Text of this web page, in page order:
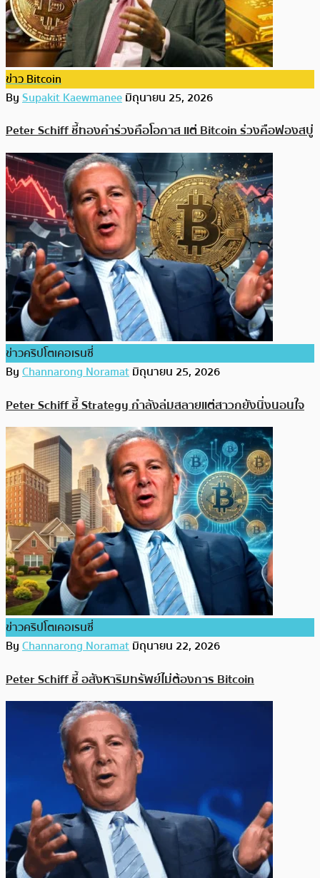
ข่าว Bitcoin
BySupakit Kaewmaneeมิถุนายน 25, 2026
Peter Schiff ชี้ทองคำร่วงคือโอกาส แต่ Bitcoin ร่วงคือฟองสบู่
ข่าวคริปโตเคอเรนซี่
ByChannarong Noramatมิถุนายน 25, 2026
Peter Schiff ชี้ Strategy กำลังล่มสลายแต่สาวกยังนิ่งนอนใจ
ข่าวคริปโตเคอเรนซี่
ByChannarong Noramatมิถุนายน 22, 2026
Peter Schiff ชี้ อสังหาริมทรัพย์ไม่ต้องการ Bitcoin